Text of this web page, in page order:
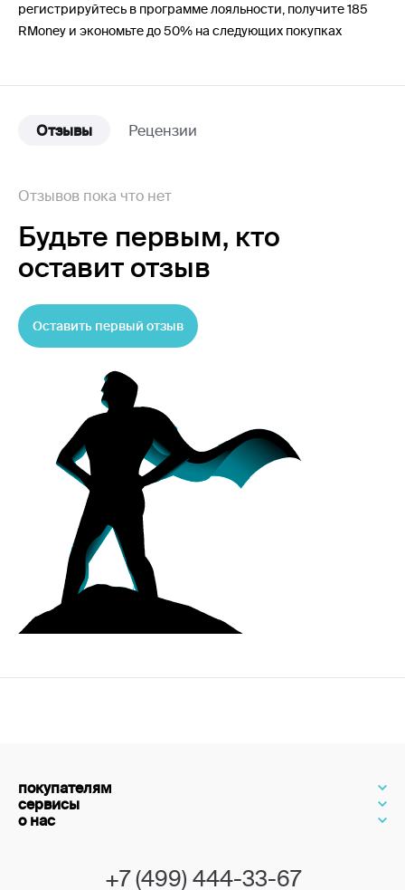
регистрируйтесь в программе лояльности, получите 185
RMoney и экономьте до 50% на следующих покупках
Отзывы Рецензии
Отзывов пока что нет
Будьте первым, кто
оставит отзыв
Оставить первый отзыв
покупателям
сервисы
о нас
+7 (499) 444-33-67